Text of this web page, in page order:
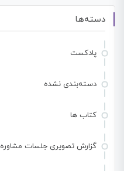
دسته‌ها
پادکست
دسته‌بندی نشده
کتاب ها
گزارش تصویری جلسات مشاوره